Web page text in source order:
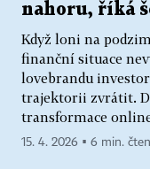
nahoru, říká
Když loni na
finanční situace
lovebrandu
trajektorii zvrátit.
transformace
15. 4. 2026 ▪ 6 min.